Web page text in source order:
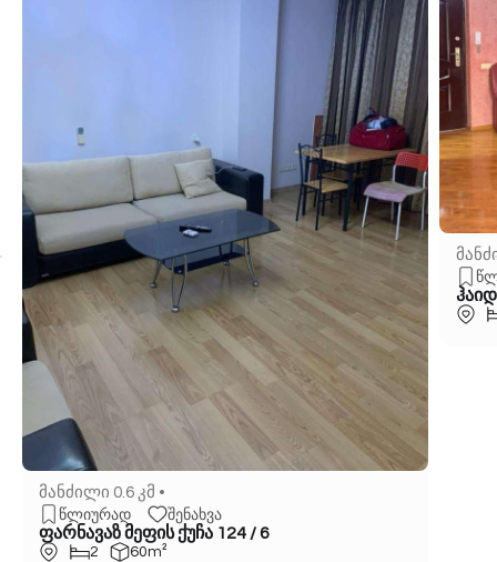
მანძილი 0.6 კმ •
წლიურად შენახვა
ფარნავაზ მეფის ქუჩა 124 / 6
2 60m²